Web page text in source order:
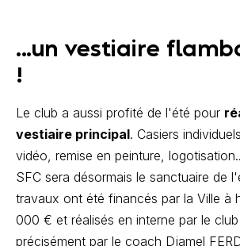
...un vestiaire
!
Le club a aussi profité de l'été pour
vestiaire principal. Casiers
vidéo, remise en peinture,
SFC sera désormais le sanctuaire de
travaux ont été financés par la Ville à
000 € et réalisés en interne par le
précisément par le coach Djamel